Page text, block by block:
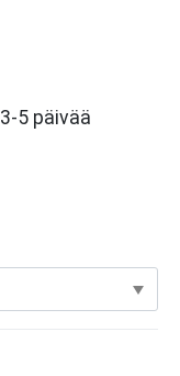
3-5 päivää